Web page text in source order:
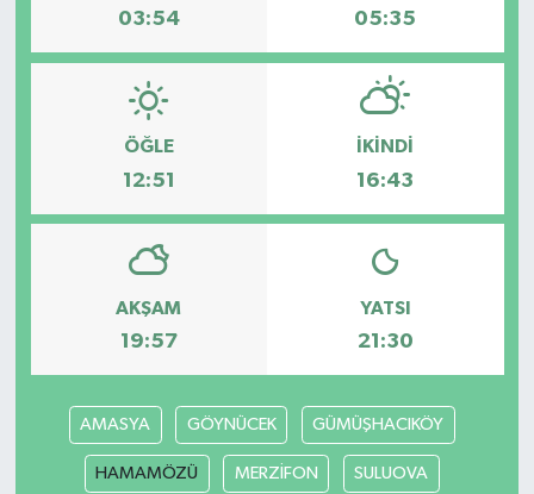
03:54 05:35
ÖĞLE
12:51
İKINDI
16:43
AKŞAM
19:57
YATSI
21:30
AMASYA GÖYNÜCEK GÜMÜŞHACIKÖY
HAMAMÖZÜ MERZİFON SULUOVA